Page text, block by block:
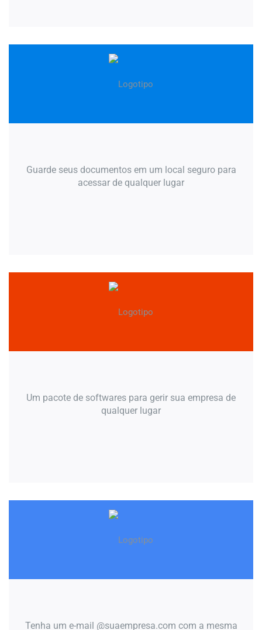
Guarde seus documentos em um local seguro para
acessar de qualquer lugar
Um pacote de softwares para gerir sua empresa de
qualquer lugar
Tenha um e-mail @suaempresa.com com a mesma